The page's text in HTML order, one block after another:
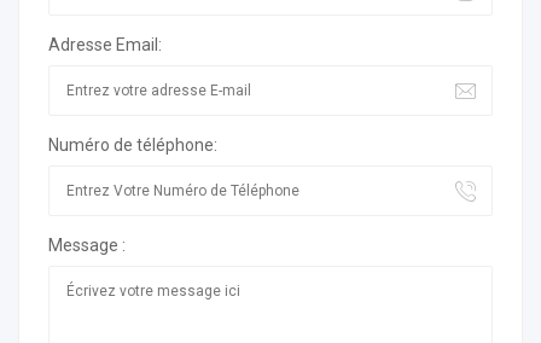
Adresse Email:
Numéro de téléphone:
Message :